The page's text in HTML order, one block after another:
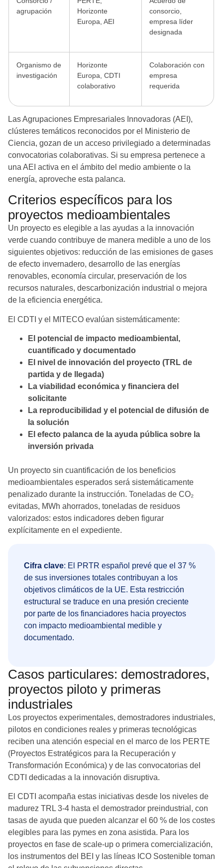
agrupación
Horizonte
Europa, AEI
consorcio,
empresa líder
designada
Organismo de
investigación
Horizonte
Europa, CDTI
colaborativo
Colaboración con
empresa
requerida
Las Agrupaciones Empresariales Innovadoras (AEI),
clústeres temáticos reconocidos por el Ministerio de
Ciencia, gozan de un acceso privilegiado a determinadas
convocatorias colaborativas. Si su empresa pertenece a
una AEI activa en el ámbito del medio ambiente o la
energía, aproveche esta palanca.
Criterios específicos para los
proyectos medioambientales
Un proyecto es elegible a las ayudas a la innovación
verde cuando contribuye de manera medible a uno de los
siguientes objetivos: reducción de las emisiones de gases
de efecto invernadero, desarrollo de las energías
renovables, economía circular, preservación de los
recursos naturales, descarbonización industrial o mejora
de la eficiencia energética.
El CDTI y el MITECO evalúan sistemáticamente:
El potencial de impacto medioambiental,
cuantificado y documentado
El nivel de innovación del proyecto (TRL de
partida y de llegada)
La viabilidad económica y financiera del
solicitante
La reproducibilidad y el potencial de difusión de
la solución
El efecto palanca de la ayuda pública sobre la
inversión privada
Un proyecto sin cuantificación de los beneficios
medioambientales esperados será sistemáticamente
penalizado durante la instrucción. Toneladas de CO₂
evitadas, MWh ahorrados, toneladas de residuos
valorizados: estos indicadores deben figurar
explícitamente en el expediente.
Cifra clave: El PRTR español prevé que el 37 %
de sus inversiones totales contribuyan a los
objetivos climáticos de la UE. Esta restricción
estructural se traduce en una presión creciente
por parte de los financiadores hacia proyectos
con impacto medioambiental medible y
documentado.
Casos particulares: demostradores,
proyectos piloto y primeras
industriales
Los proyectos experimentales, demostradores industriales,
pilotos en condiciones reales y primeras tecnológicas
reciben una atención especial en el marco de los PERTE
(Proyectos Estratégicos para la Recuperación y
Transformación Económica) y de las convocatorias del
CDTI dedicadas a la innovación disruptiva.
El CDTI acompaña estas iniciativas desde los niveles de
madurez TRL 3-4 hasta el demostrador preindustrial, con
tasas de ayuda que pueden alcanzar el 60 % de los costes
elegibles para las pymes en zona asistida. Para los
proyectos en fase de scale-up o primera comercialización,
los instrumentos del BEI y las líneas ICO Sostenible toman